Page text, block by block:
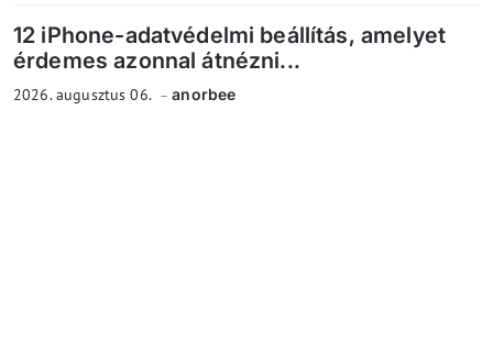
12 iPhone-adatvédelmi beállítás, amelyet
érdemes azonnal átnézni...
2026. augusztus 06. anorbee